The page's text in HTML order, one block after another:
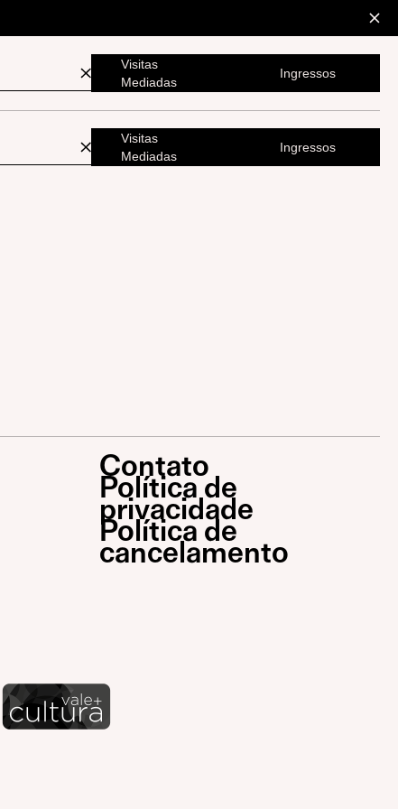
Visitas
Mediadas
Ingressos
Visitas
Mediadas
Ingressos
Contato
Política de
privacidade
Política de
cancelamento